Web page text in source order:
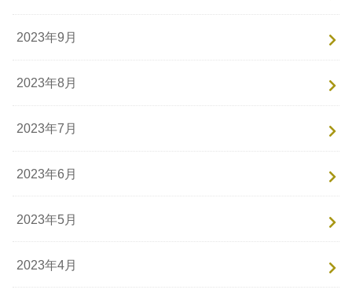
2023年9月
2023年8月
2023年7月
2023年6月
2023年5月
2023年4月